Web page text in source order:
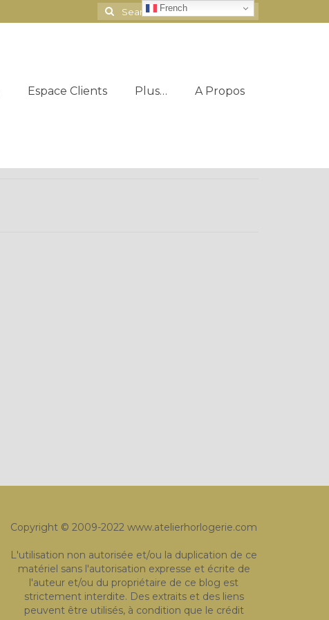
Search
for:
Espace Clients Plus… A Propos
Copyright © 2009-2022 www.atelierhorlogerie.com
L'utilisation non autorisée et/ou la duplication de ce
matériel sans l'autorisation expresse et écrite de
l'auteur et/ou du propriétaire de ce blog est
strictement interdite. Des extraits et des liens
peuvent être utilisés, à condition que le crédit
French